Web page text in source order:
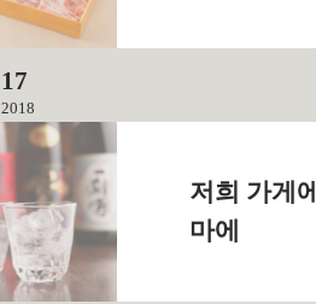
17
2018
저희 가게
마에